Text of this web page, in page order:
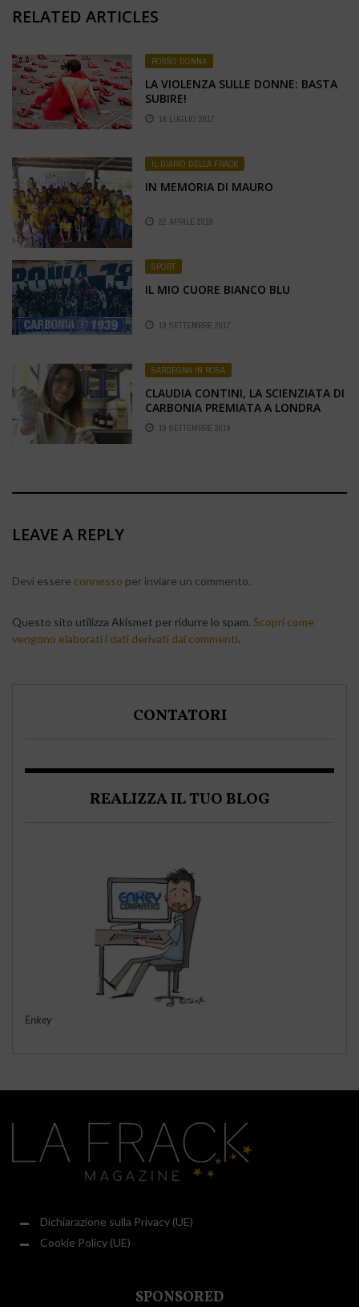
RELATED ARTICLES
ROSSO DONNA
LA VIOLENZA SULLE DONNE: BASTA
SUBIRE!
18 LUGLIO 2017
IL DIARIO DELLA FRACK
IN MEMORIA DI MAURO
22 APRILE 2018
SPORT
IL MIO CUORE BIANCO BLU
19 SETTEMBRE 2017
SARDEGNA IN ROSA
CLAUDIA CONTINI, LA SCIENZIATA DI
CARBONIA PREMIATA A LONDRA
19 SETTEMBRE 2019
LEAVE A REPLY
Devi essere connesso per inviare un commento.
Questo sito utilizza Akismet per ridurre lo spam. Scopri come
vengono elaborati i dati derivati dai commenti.
CONTATORI
REALIZZA IL TUO BLOG
Enkey
Dichiarazione sulla Privacy (UE)
Cookie Policy (UE)
SPONSORED